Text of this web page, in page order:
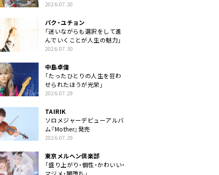
2026.07.30
パク・ユチョン
「迷いながらも選択をして進
んでいくことが人生の魅力」
2026.07.30
中島卓偉
「たったひとりの人生を狂わ
せられたほうが光栄」
2026.07.29
TAIRIK
ソロメジャーデビューアルバ
ム『Mother』発売
2026.07.29
東京メルヘン倶楽部
「盛り上がり・個性・かわいい・
マジメ・闇堕ち」